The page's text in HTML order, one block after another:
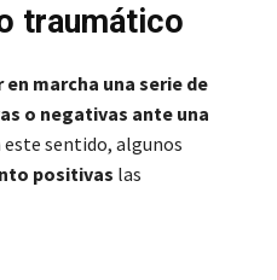
traumático
marcha una serie de
o negativas ante una
este sentido, algunos
positivas las